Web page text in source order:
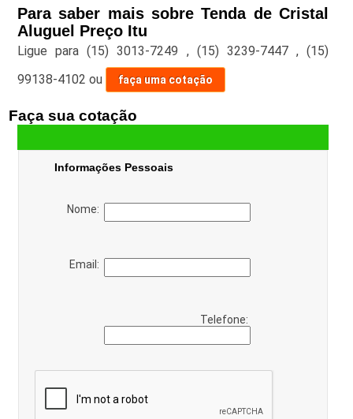
Para saber mais sobre Tenda de Cristal
Aluguel Preço Itu
Ligue para(15) 3013-7249 , (15) 3239-7447 ,(15)
99138-4102 ou faça uma cotação
Faça sua cotação
Informações Pessoais
Nome:
Email:
Telefone: